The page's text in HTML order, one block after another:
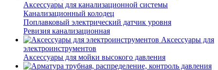
Аксессуары для канализационной системы
Канализационный колодец
Поплавковый электрический датчик уровня
Ревизия канализационная
Аксессуары для
электроинструментов
Аксессуары для мойки высокого давления